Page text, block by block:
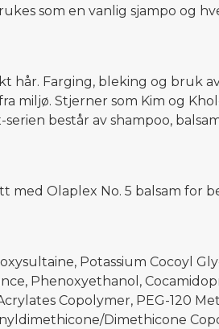
som en vanlig sjampo og
Farging, bleking og bruk
miljø. Stjerner som Kim og
består av shampoo,
med Olaplex No. 5 balsam for
Potassium Cocoyl
Phenoxyethanol,
Copolymer, PEG-120
Dimethicone